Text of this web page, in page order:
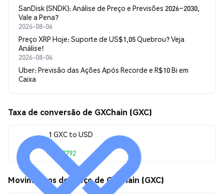
SanDisk (SNDK): Análise de Preço e Previsões 2026–2030,
Vale a Pena?
2026-08-06
Preço XRP Hoje: Suporte de US$1,05 Quebrou? Veja
Análise!
2026-08-06
Uber: Previsão das Ações Após Recorde e R$10 Bi em
Caixa
Taxa de conversão de GXChain (GXC)
1 GXC to USD
$0.02792
Movimentos de preço de GXChain (GXC)